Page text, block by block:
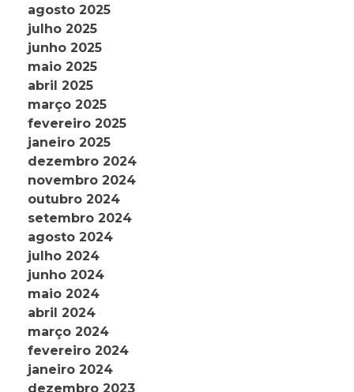
agosto 2025
julho 2025
junho 2025
maio 2025
abril 2025
março 2025
fevereiro 2025
janeiro 2025
dezembro 2024
novembro 2024
outubro 2024
setembro 2024
agosto 2024
julho 2024
junho 2024
maio 2024
abril 2024
março 2024
fevereiro 2024
janeiro 2024
dezembro 2023